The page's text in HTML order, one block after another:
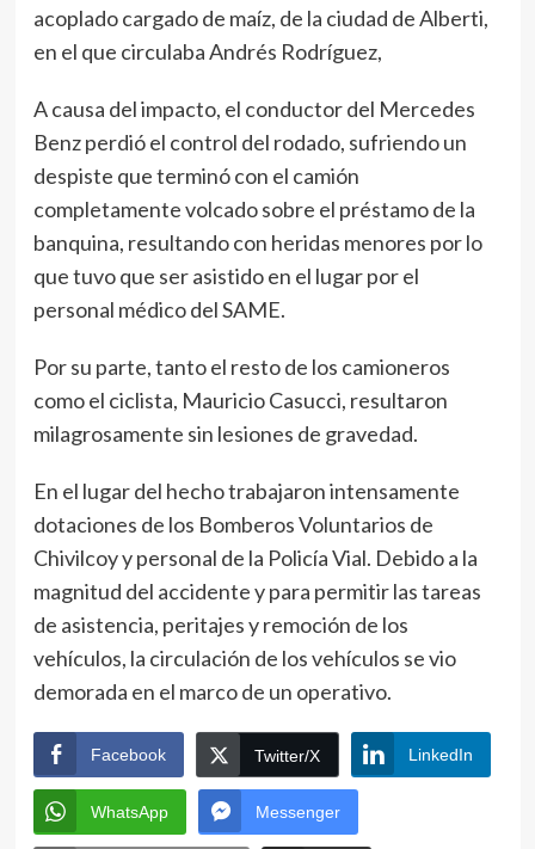
acoplado cargado de maíz, de la ciudad de Alberti,
en el que circulaba Andrés Rodríguez,
A causa del impacto, el conductor del Mercedes
Benz perdió el control del rodado, sufriendo un
despiste que terminó con el camión
completamente volcado sobre el préstamo de la
banquina, resultando con heridas menores por lo
que tuvo que ser asistido en el lugar por el
personal médico del SAME.
Por su parte, tanto el resto de los camioneros
como el ciclista, Mauricio Casucci, resultaron
milagrosamente sin lesiones de gravedad.
En el lugar del hecho trabajaron intensamente
dotaciones de los Bomberos Voluntarios de
Chivilcoy y personal de la Policía Vial. Debido a la
magnitud del accidente y para permitir las tareas
de asistencia, peritajes y remoción de los
vehículos, la circulación de los vehículos se vio
demorada en el marco de un operativo.
Facebook Twitter/X LinkedIn
WhatsApp Messenger